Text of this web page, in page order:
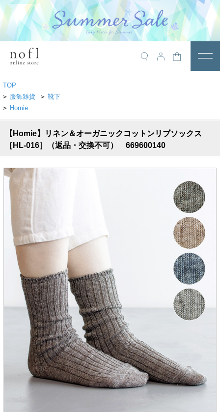
￥10,800税込以上で送料無料
ワンピース
全てのアイテム
SALE ITEM
福袋
ブランド
マイページ
お買い物カゴ
配送遅延情報
ご利用について
TOP
> 服飾雑貨 > 靴下
> Homie
【Homie】リネン＆オーガニックコットンリブソックス
［HL-016］（返品・交換不可） 669600140